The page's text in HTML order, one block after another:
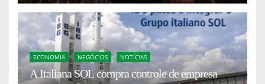
ECONOMIA NEGÓCIOS NOTÍCIAS
A Italiana SOL compra controle de empresa